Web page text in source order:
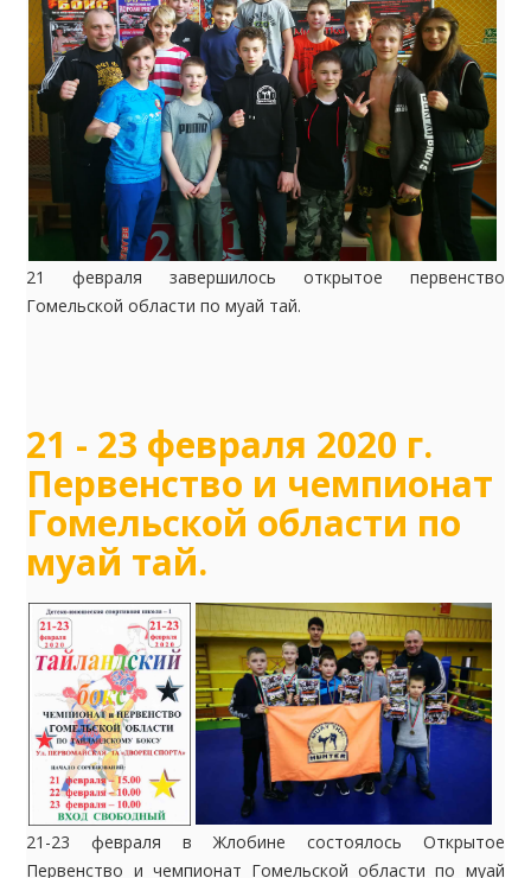
21 февраля завершилось открытое первенство
Гомельской области по муай тай.
21 - 23 февраля 2020 г.
Первенство и чемпионат
Гомельской области по
муай тай.
21-23 февраля в Жлобине состоялось Открытое
Первенство и чемпионат Гомельской области по муай